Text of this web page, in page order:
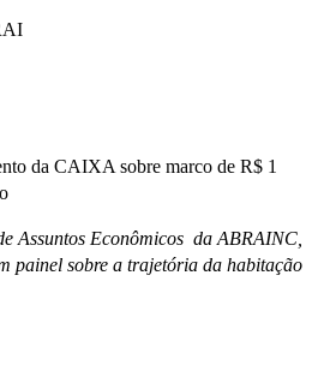
da CAIXA sobre marco de R$ 1
Assuntos Econômicos da ABRAINC,
painel sobre a trajetória da habitação